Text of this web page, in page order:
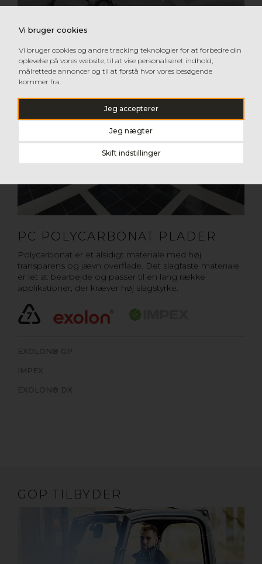
Vi bruger cookies
Vi bruger cookies og andre tracking teknologier for at forbedre din
oplevelse på vores website, til at vise personaliseret indhold,
målrettede annoncer og til at forstå hvor vores besøgende
kommer fra.
Jeg accepterer
Jeg nægter
Skift indstillinger
PC POLYCARBONAT PLADER
Polycarbonat er et alsidigt materiale med høj
transparens og jævn overflade. Det slagfaste materiale
er let at bearbejde og passer til en lang række
applikationer, der kræver høj slagstyrke.
EXOLON® GP
IMPEX
EXOLON® DX
GOP TILBYDER